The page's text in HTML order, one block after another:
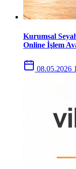
Kurumsal
Online İşlem
08.05.2026